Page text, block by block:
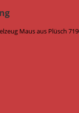
Maus aus Plüsch